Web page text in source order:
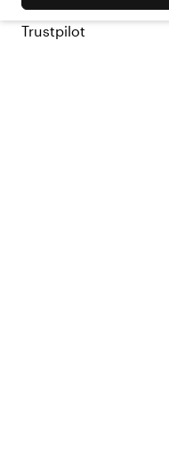
Trustpilot